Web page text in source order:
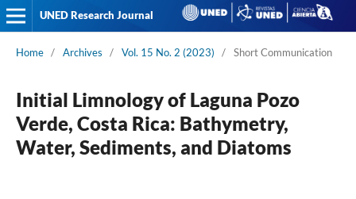
UNED Research Journal
Home / Archives / Vol. 15 No. 2 (2023) / Short Communication
Initial Limnology of Laguna Pozo
Verde, Costa Rica: Bathymetry,
Water, Sediments, and Diatoms